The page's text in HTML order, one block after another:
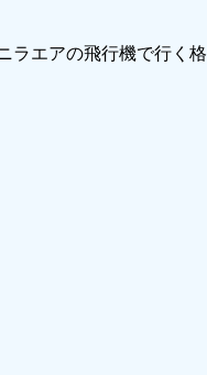
ラエアの飛行機で行く